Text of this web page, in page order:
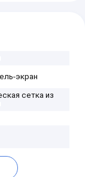
экран
сетка из